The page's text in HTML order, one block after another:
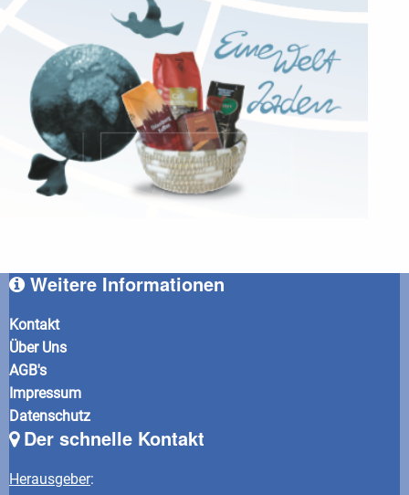
Weitere Informationen
Kontakt
Über Uns
AGB's
Impressum
Datenschutz
Der schnelle Kontakt
Herausgeber: